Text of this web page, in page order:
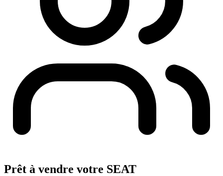
Prêt à vendre votre SEAT